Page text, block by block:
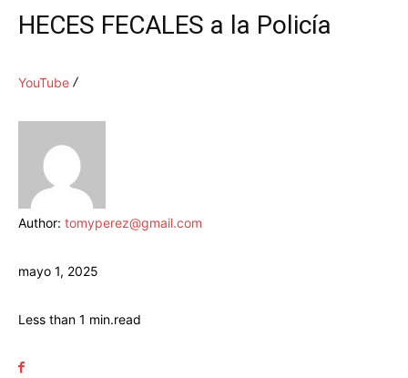
HECES FECALES a la Policía
YouTube
Author: tomyperez@gmail.com
mayo 1, 2025
Less than 1 min.read